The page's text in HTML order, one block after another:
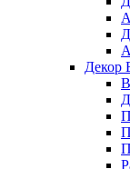
Декор